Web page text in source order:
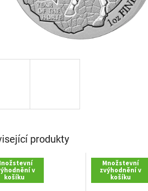
produkty
v
košíku
Množstevní
zvýhodnění v
košíku